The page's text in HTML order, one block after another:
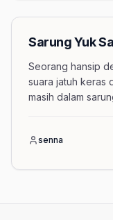
Sarung Yuk
Seorang hansip
suara jatuh keras
masih dalam
senna